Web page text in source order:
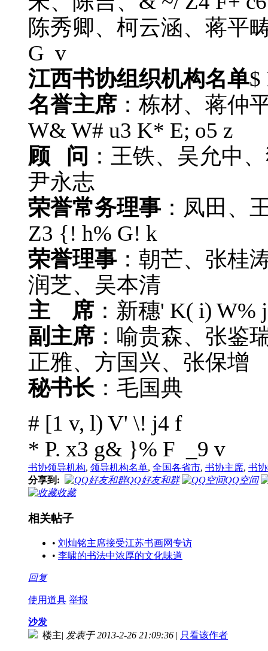
陈秀卿、柯云涵、蒋平
G v
江西书协组织机构名单$
名誉主席 ：栋材、蒋仲
W& W# u3 K* E; o5 z
顾 问 ：王铁、吴允中
尹永志
荣誉常务理事 ：凤田、
Z3 {! h% G! k
荣誉理事 ：朝芒、张桂
润芝、吴本清
主 席 ：新穗' K( i) W%
副主席 ：喻贵森、张鉴
正雅、方国兴、张保增
秘书长 ：毛国典
# [1 v, l) V' \! j4 f
* P. x3 g& }% F _9 v
书协领导机构, 领导机构名单, 全国各省市, 书协主席, 书
分享到:
QQ好友和群
QQ空间
收藏
相关帖子
• 刘灿铭主席接受江苏书画网专访
• 李啸的书法中浓厚的文化味道
回复
使用道具 举报
沙发
楼主| 发表于 2013-2-26 21:09:36 | 只看该作者